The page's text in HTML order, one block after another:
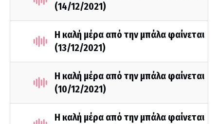
(14/12/2021)
Η καλή μέρα από την μπάλα φαίνεται
(13/12/2021)
Η καλή μέρα από την μπάλα φαίνεται
(10/12/2021)
Η καλή μέρα από την μπάλα φαίνεται